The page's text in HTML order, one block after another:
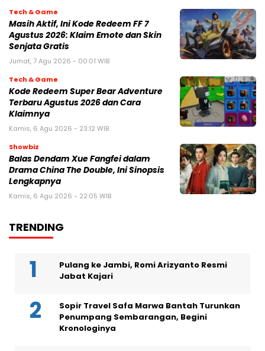
Tech & Game
Masih Aktif, Ini Kode Redeem FF 7
Agustus 2026: Klaim Emote dan Skin
Senjata Gratis
Jumat, 7 Agu 2026 - 00:01 WIB
Tech & Game
Kode Redeem Super Bear Adventure
Terbaru Agustus 2026 dan Cara
Klaimnya
Kamis, 6 Agu 2026 - 23:12 WIB
Showbiz
Balas Dendam Xue Fangfei dalam
Drama China The Double, Ini Sinopsis
Lengkapnya
Kamis, 6 Agu 2026 - 22:05 WIB
TRENDING
Pulang ke Jambi, Romi Arizyanto Resmi
Jabat Kajari
Sopir Travel Safa Marwa Bantah Turunkan
Penumpang Sembarangan, Begini
Kronologinya